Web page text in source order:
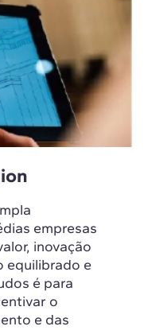
empresas
inovação
equilibrado e
é para
o
e das